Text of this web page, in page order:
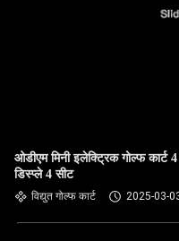
ओडीएम मिनी इलेक्ट्रिक गोल्फ
डिस्प्ले 4 सीट
विद्युत गोल्फ कार्ट 2025-03-